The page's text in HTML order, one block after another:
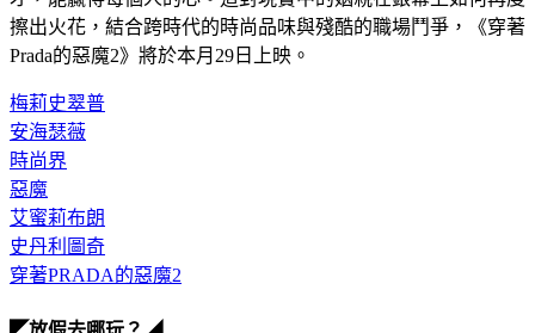
才，能贏得每個人的心。這對現實中的姻親在銀幕上如何再度
擦出火花，結合跨時代的時尚品味與殘酷的職場鬥爭，《穿著
梅莉史翠普
安海瑟薇
時尚界
惡魔
艾蜜莉布朗
史丹利圖奇